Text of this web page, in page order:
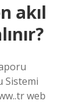
akıl
Sistemi
web